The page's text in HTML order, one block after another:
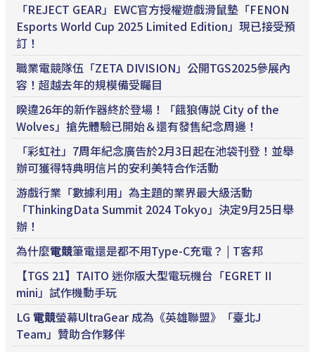
「REJECT GEAR」EWC官方授權遊戲滑鼠墊「FENON
Esports World Cup 2025 Limited Edition」現已接受預
訂！
職業電競隊伍「ZETA DIVISION」公開TGS2025參展內
容！超越去年的規模備受矚目
睽違26年的新作器終於登場！「餓狼傳説 City of the
Wolves」搶先體驗已開始＆還有發售紀念周邊！
「彩虹社」7周年紀念廣告於2月3日起在池袋刊登！並舉
辦可獲得特典明信片的安利美特合作活動
游戲行業「數據利用」為主題的業界最大級活動
「ThinkingData Summit 2024 Tokyo」決定9月25日舉
辦！
為什麼電競筆電還是都不用Type-C充電？ | T客邦
【TGS 21】TAITO 迷你版大型電玩機台「EGRET II
mini」試作機動手玩
LG 電競螢幕UltraGear 成為《英雄聯盟》「臺北J
Team」贊助合作夥伴